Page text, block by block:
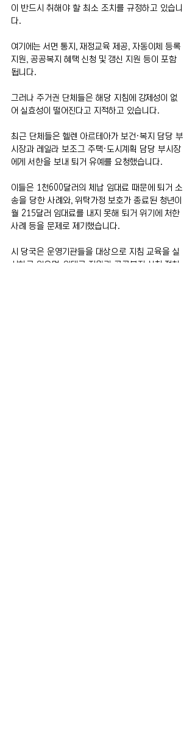
이 반드시 취해야 할 최소 조치를 규정하고 있습니
다.
여기에는 서면 통지, 재정교육 제공, 자동이체 등록
지원, 공공복지 혜택 신청 및 갱신 지원 등이 포함
됩니다.
그러나 주거권 단체들은 해당 지침에 강제성이 없
어 실효성이 떨어진다고 지적하고 있습니다.
최근 단체들은 헬렌 아르테아가 보건·복지 담당 부
시장과 레일라 보조그 주택·도시계획 담당 부시장
에게 서한을 보내 퇴거 유예를 요청했습니다.
이들은 1천600달러의 체납 임대료 때문에 퇴거 소
송을 당한 사례와, 위탁가정 보호가 종료된 청년이
월 215달러 임대료를 내지 못해 퇴거 위기에 처한
사례 등을 문제로 제기했습니다.
시 당국은 운영기관들을 대상으로 지침 교육을 실
시하고 있으며, 임대료 지원과 공공복지 신청 절차